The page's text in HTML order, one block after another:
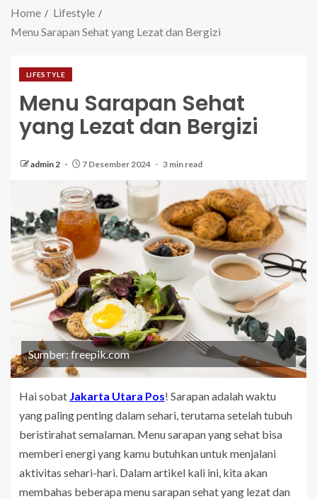
Home
Lifestyle
Menu Sarapan Sehat yang Lezat dan Bergizi
LIFESTYLE
Menu Sarapan Sehat
yang Lezat dan Bergizi
admin 2 7 Desember 2024 3 min read
Sumber: freepik.com
Hai sobat Jakarta Utara Pos! Sarapan adalah waktu
yang paling penting dalam sehari, terutama setelah tubuh
beristirahat semalaman. Menu sarapan yang sehat bisa
memberi energi yang kamu butuhkan untuk menjalani
aktivitas sehari-hari. Dalam artikel kali ini, kita akan
membahas beberapa menu sarapan sehat yang lezat dan